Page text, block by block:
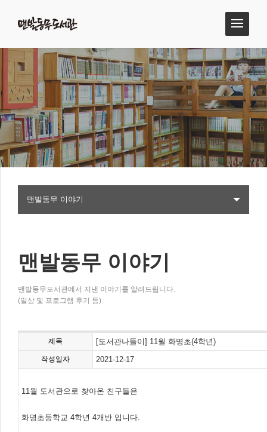
맨발동무 이야기
맨발동무 이야기
맨발동무도서관에서 지낸 이야기를 알려드립니다.
(일상 및 프로그램 후기 등)
제목 [도서관나들이] 11월 화명초(4학년)
작성일자 2021-12-17
11월 도서관으로 찾아온 친구들은
화명초등학교 4학년 4개반 입니다.